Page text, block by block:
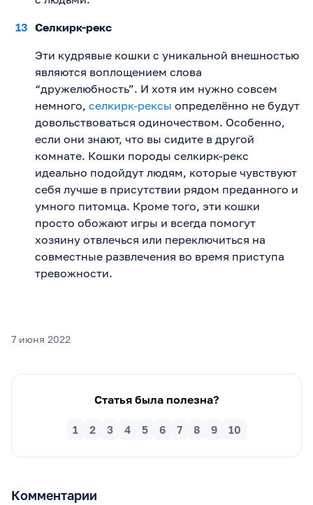
Селкирк-рекс
Эти кудрявые кошки с уникальной внешностью
являются воплощением слова
“дружелюбность”. И хотя им нужно совсем
немного, селкирк-рексы определённо не будут
довольствоваться одиночеством. Особенно,
если они знают, что вы сидите в другой
комнате. Кошки породы селкирк-рекс
идеально подойдут людям, которые чувствуют
себя лучше в присутствии рядом преданного и
умного питомца. Кроме того, эти кошки
просто обожают игры и всегда помогут
хозяину отвлечься или переключиться на
совместные развлечения во время приступа
тревожности.
7 июня 2022
Статья была полезна?
10
9
8
7
6
5
4
3
2
1
Комментарии